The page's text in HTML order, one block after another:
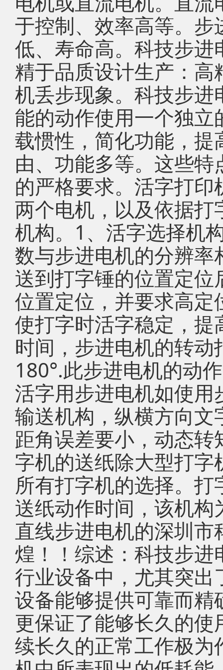
于控制、效率高等。
低、寿命高。科技步
精于品质设计生产：
机丢步现象。科技步
能的动作使用一个独
载惯性，简化功能，
由、功能多等。这些
的严格要求。活字打
两个电机，以及依据
机构。1、活字选择机
数与步进电机的分辨
送到打字锤的位置定
位置定位，并要求高
使打字时活字稳定，
时间，步进电机的转
180°.此步进电机的动
活字用步进电机如使
输送机构，纵横方向
距角误差要小，动态
字机的送纸除大型打
所有打字机的选择。
送纸动作时间，该机
直线步进电机的深圳
煌！！综述：科技步
行业设备中，尤其突
设备能够提供可靠而
更保证了能够长久的
续长久的正常工作极